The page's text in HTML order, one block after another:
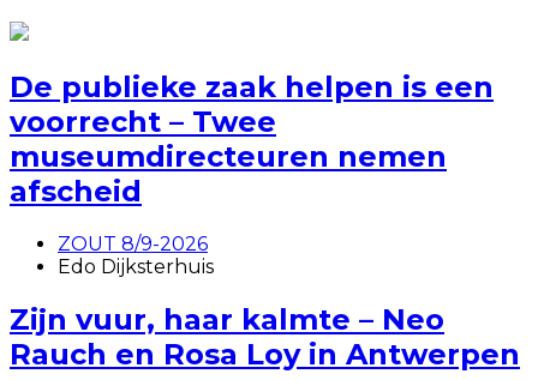
De publieke zaak helpen is een
voorrecht – Twee
museumdirecteuren nemen
afscheid
ZOUT 8/9-2026
Edo Dijksterhuis
Zijn vuur, haar kalmte – Neo
Rauch en Rosa Loy in Antwerpen